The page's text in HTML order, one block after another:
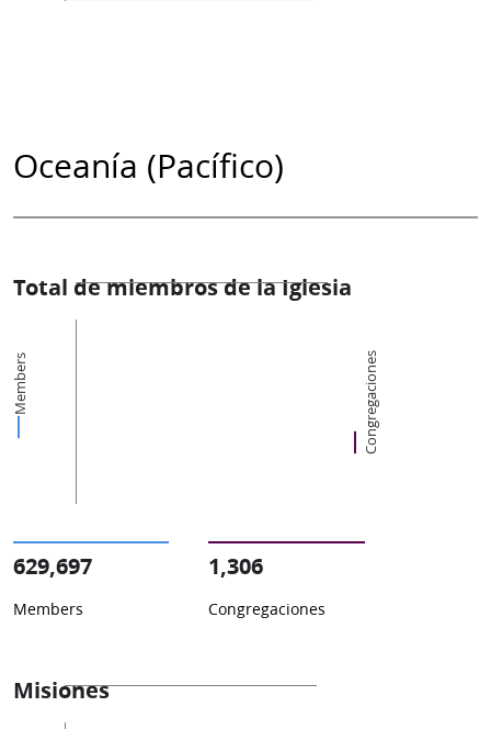
Oceanía (Pacífico)
Total de miembros de la Iglesia
Members Congregaciones
629,697
Members
1,306
Congregaciones
Misiones